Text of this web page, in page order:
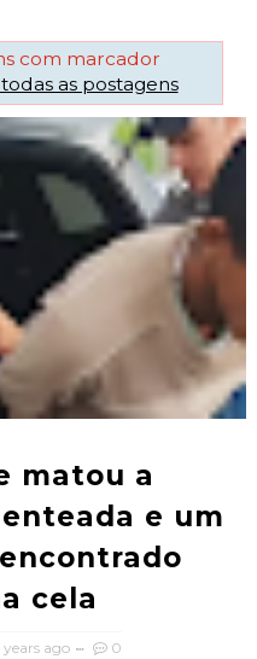
com marcador
as postagens
matou a
e um
cela
years ago 0